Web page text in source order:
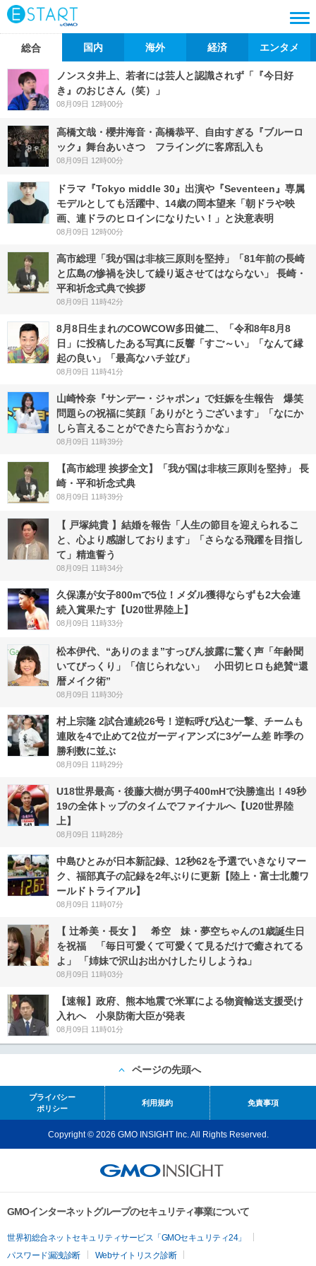
総合 国内 海外 経済 エンタメ
ノンスタ井上、若者には芸人と認識されず「『今日好
き』のおじさん（笑）」
08月09日 12時00分
高橋文哉・櫻井海音・高橋恭平、自由すぎる『ブルーロ
ック』舞台あいさつ フライングに客席乱入も
08月09日 12時00分
ドラマ『Tokyo middle 30』出演や『Seventeen』専属
モデルとしても活躍中、14歳の岡本望来「朝ドラや映
画、連ドラのヒロインになりたい！」と決意表明
08月09日 12時00分
高市総理「我が国は非核三原則を堅持」「81年前の長崎
と広島の惨禍を決して繰り返させてはならない」 長崎・
平和祈念式典で挨拶
08月09日 11時42分
8月8日生まれのCOWCOW多田健二、「令和8年8月8
日」に投稿したある写真に反響「すご～い」「なんて縁
起の良い」「最高なハチ並び」
08月09日 11時41分
山崎怜奈『サンデー・ジャポン』で妊娠を生報告 爆笑
問題らの祝福に笑顔「ありがとうございます」「なにか
しら言えることができたら言おうかな」
08月09日 11時39分
【高市総理 挨拶全文】「我が国は非核三原則を堅持」 長
崎・平和祈念式典
08月09日 11時39分
【 戸塚純貴 】結婚を報告「人生の節目を迎えられるこ
と、心より感謝しております」「さらなる飛躍を目指し
て」精進誓う
08月09日 11時34分
久保凛が女子800mで5位！メダル獲得ならずも2大会連
続入賞果たす【U20世界陸上】
08月09日 11時33分
松本伊代、“ありのまま”すっぴん披露に驚く声「年齢聞
いてびっくり」「信じられない」 小田切ヒロも絶賛“還
暦メイク術”
08月09日 11時30分
村上宗隆 2試合連続26号！逆転呼び込む一撃、チームも
連敗を4で止めて2位ガーディアンズに3ゲーム差 昨季の
勝利数に並ぶ
08月09日 11時29分
U18世界最高・後藤大樹が男子400mHで決勝進出！49秒
19の全体トップのタイムでファイナルへ【U20世界陸
上】
08月09日 11時28分
中島ひとみが日本新記録、12秒62を予選でいきなりマー
ク、福部真子の記録を2年ぶりに更新【陸上・富士北麓ワ
ールドトライアル】
08月09日 11時07分
【 辻希美・長女 】 希空 妹・夢空ちゃんの1歳誕生日
を祝福 「毎日可愛くて可愛くて見るだけで癒されてる
よ」 「姉妹で沢山お出かけしたりしようね」
08月09日 11時03分
【速報】政府、熊本地震で米軍による物資輸送支援受け
入れへ 小泉防衛大臣が発表
08月09日 11時01分
ページの先頭へ
プライバシー
ポリシー
利用規約 免責事項
Copyright © 2026 GMO INSIGHT Inc. All Rights Reserved.
GMOインターネットグループのセキュリティ事業について
世界初総合ネットセキュリティサービス「GMOセキュリティ24」
パスワード漏洩診断
Webサイトリスク診断